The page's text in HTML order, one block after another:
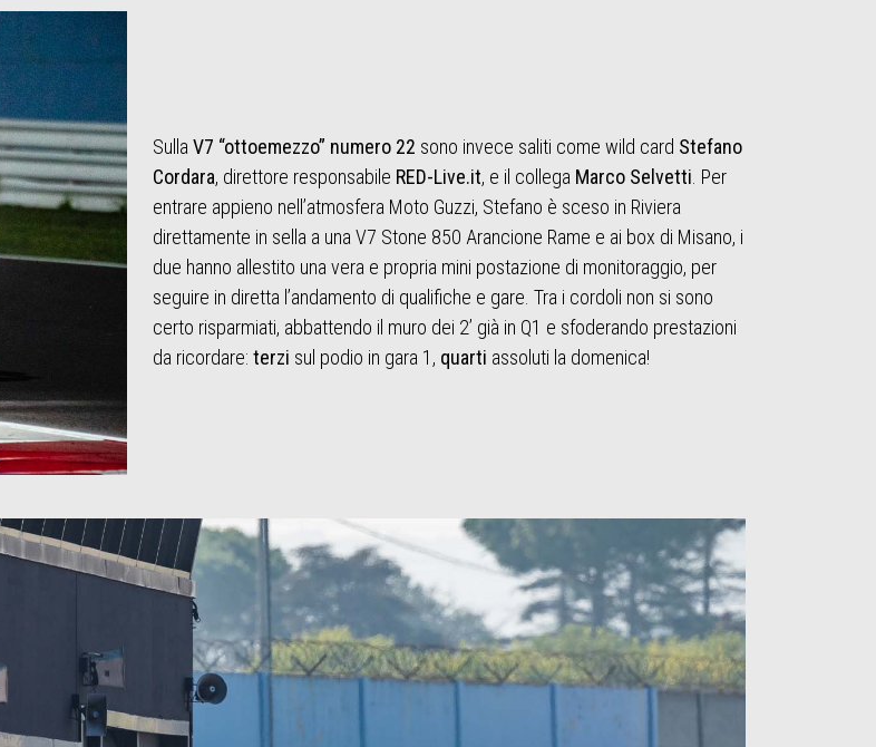
SullaV7 “ottoemezzo” numero 22 sono invece saliti come wild card Stefano
Cordara, direttore responsabile RED-Live.it, e il collega Marco Selvetti . Per
entrare appieno nell’atmosfera Moto Guzzi, Stefano è sceso in Riviera
direttamente in sella a una V7 Stone 850 Arancione Rame e ai box di Misano, i
due hanno allestito una vera e propria mini postazione di monitoraggio, per
seguire in diretta l’andamento di qualifiche e gare. Tra i cordoli non si sono
certo risparmiati, abbattendo il muro dei 2’ già in Q1 e sfoderando prestazioni
da ricordare:terzi sul podio in gara 1, quarti assoluti la domenica!